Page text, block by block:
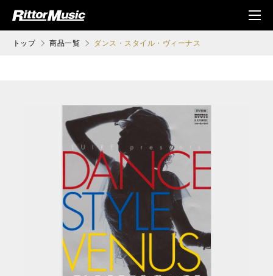
ジック (Rittor Musi
メニ
ュ
トップ 商品一覧 ダンス・スタイル・ヴィーナス